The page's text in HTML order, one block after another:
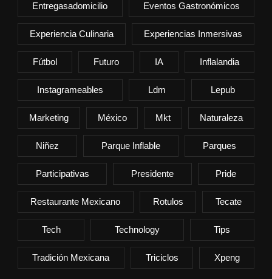
Entregasadomicilio Eventos Gastronómicos
Experiencia Culinaria Experiencias Inmersivas
Fútbol Futuro IA Inflalandia
Instagrameables Ldm Lepub
Marketing México Mkt Naturaleza
Niñez Parque Inflable Parques
Participativas Presidente Pride
Restaurante Mexicano Rotulos Tecate
Tech Technology Tips
Tradición Mexicana Triciclos Xpeng